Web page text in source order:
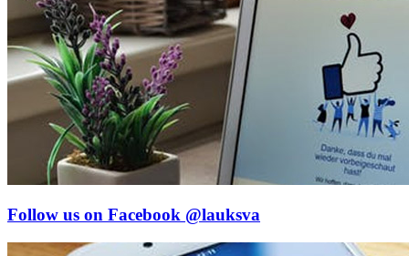
Follow us on Facebook @lauksva